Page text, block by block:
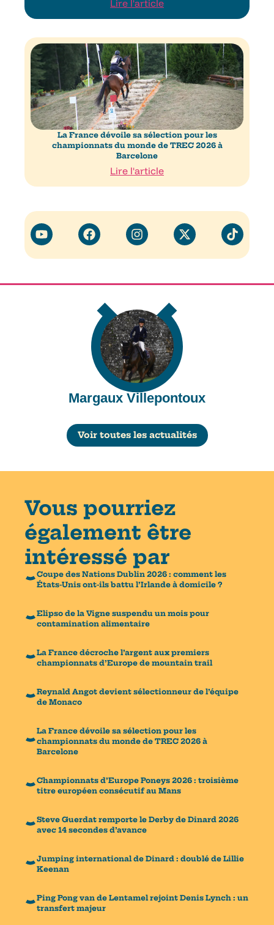
Lire l'article
La France dévoile sa sélection pour les
championnats du monde de TREC 2026 à
Barcelone
Lire l'article
Margaux Villepontoux
Voir toutes les actualités
Vous pourriez
également être
intéressé par
Coupe des Nations Dublin 2026 : comment les
États-Unis ont-ils battu l’Irlande à domicile ?
Elipso de la Vigne suspendu un mois pour
contamination alimentaire
La France décroche l’argent aux premiers
championnats d’Europe de mountain trail
Reynald Angot devient sélectionneur de l’équipe
de Monaco
La France dévoile sa sélection pour les
championnats du monde de TREC 2026 à
Barcelone
Championnats d’Europe Poneys 2026 : troisième
titre européen consécutif au Mans
Steve Guerdat remporte le Derby de Dinard 2026
avec 14 secondes d’avance
Jumping international de Dinard : doublé de Lillie
Keenan
Ping Pong van de Lentamel rejoint Denis Lynch : un
transfert majeur